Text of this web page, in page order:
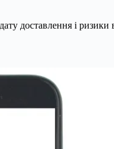
доставлення і ризики